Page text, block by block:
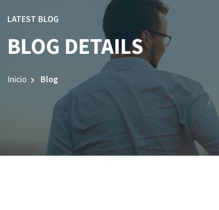
LATEST BLOG
BLOG DETAILS
Inicio Blog